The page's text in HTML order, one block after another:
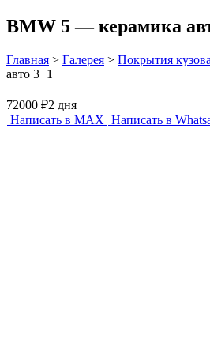
BMW 5 — керамика
Главная > Галерея > Покрытия кузова
авто 3+1
72000 ₽2 дня
Написать в MAX Написать в